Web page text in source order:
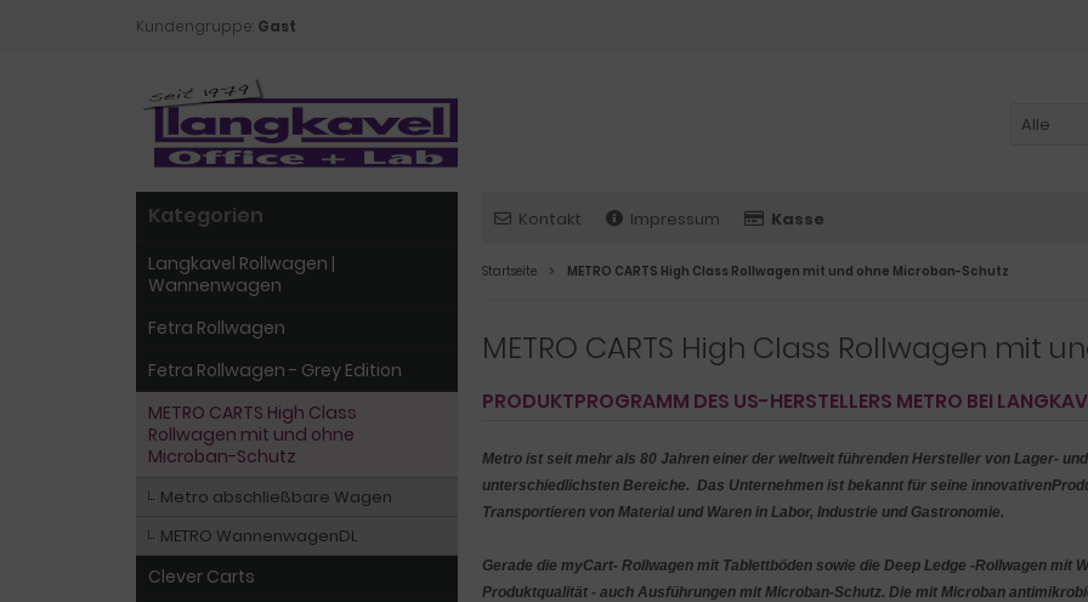
Kundengruppe: Gast
Kontakt Impressum Kasse
Startseite METRO CARTS High Class Rollwagen mit und ohne Microban-Schutz
METRO CARTS High Class Rollwagen mit
PRODUKTPROGRAMM DES US-HERSTELLERS METRO BEI
Metro ist seit mehr als 80 Jahren einer der weltweit führenden Hersteller von Lager-
unterschiedlichsten Bereiche. Das Unternehmen ist bekannt für seine
Transportieren von Material und Waren in Labor, Industrie und Gastronomie.
Gerade die myCart- Rollwagen mit Tablettböden sowie die Deep Ledge -Rollwagen mit
Produktqualität - auch Ausführungen mit Microban-Schutz. Die mit Microban
Kategorien
Langkavel Rollwagen |
Wannenwagen
Fetra Rollwagen
Fetra Rollwagen - Grey Edition
METRO CARTS High Class
Rollwagen mit und ohne
Microban-Schutz
Metro abschließbare Wagen
METRO WannenwagenDL
Clever Carts